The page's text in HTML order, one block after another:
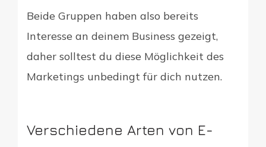
Beide Gruppen haben also bereits
Interesse an deinem Business gezeigt,
daher solltest du diese Möglichkeit des
Marketings unbedingt für dich nutzen.
Verschiedene Arten von E-